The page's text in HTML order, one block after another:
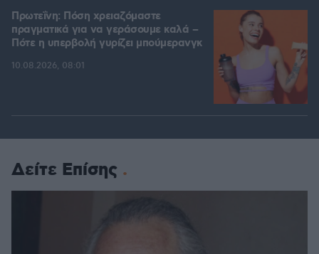
Πρωτεΐνη: Πόση χρειαζόμαστε
πραγματικά για να γεράσουμε καλά –
Πότε η υπερβολή γυρίζει μπούμερανγκ
10.08.2026, 08:01
Δείτε Επίσης